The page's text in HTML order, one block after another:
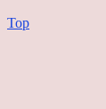
Top